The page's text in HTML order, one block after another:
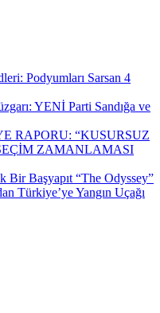
Podyumları Sarsan 4
YENİ Parti Sandığa ve
RAPORU: “KUSURSUZ
ZAMANLAMASI
Bir Başyapıt “The Odyssey”
Türkiye’ye Yangın Uçağı